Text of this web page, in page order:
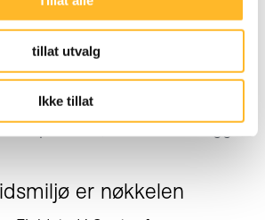
tillat utvalg
Ikke tillat
Kristian Samnøen (t.v.)
viser frem himmelseng på et av
til seniorrådgiver Jon
Fjeldstad fra Senter for
(Foto: Mette Bugge)
er nøkkelen